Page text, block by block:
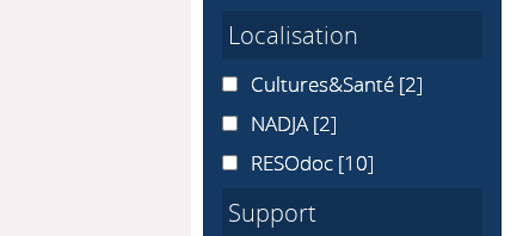
Localisation
Cultures&Santé
Cultures&Santé [2]
NADJANADJA [2]
RESOdoc
RESOdoc [10]
Support